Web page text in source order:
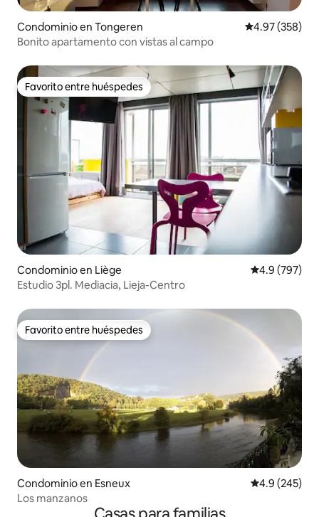
Condominio en Tongeren Calificación
4.97 (358)
Bonito apartamento con vistas al campo
Favorito entre huéspedes
Favorito entre huéspedes
Condominio en Liège Calificación
4.9 (797)
Estudio 3pl. Mediacia, Lieja-Centro
Favorito entre huéspedes
Favorito entre huéspedes
Condominio en Esneux Calificación
4.9 (245)
Los manzanos